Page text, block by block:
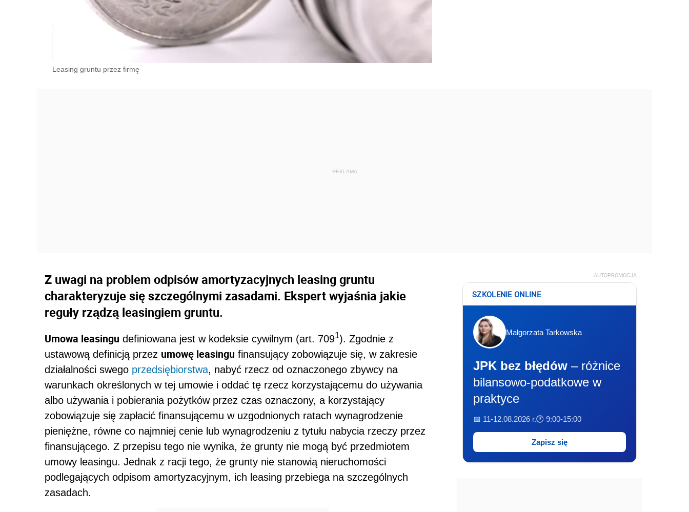
Leasing gruntu przez firmę
Z uwagi na problem odpisów amortyzacyjnych leasing gruntu
charakteryzuje się szczególnymi zasadami. Ekspert wyjaśnia jakie
reguły rządzą leasingiem gruntu.
Umowa leasingu definiowana jest w kodeksie cywilnym (art. 7091). Zgodnie z
ustawową definicją przez umowę leasingu finansujący zobowiązuje się, w zakresie
działalności swego przedsiębiorstwa, nabyć rzecz od oznaczonego zbywcy na
warunkach określonych w tej umowie i oddać tę rzecz korzystającemu do używania
albo używania i pobierania pożytków przez czas oznaczony, a korzystający
zobowiązuje się zapłacić finansującemu w uzgodnionych ratach wynagrodzenie
pieniężne, równe co najmniej cenie lub wynagrodzeniu z tytułu nabycia rzeczy przez
finansującego. Z przepisu tego nie wynika, że grunty nie mogą być przedmiotem
umowy leasingu. Jednak z racji tego, że grunty nie stanowią nieruchomości
podlegających odpisom amortyzacyjnym, ich leasing przebiega na szczególnych
zasadach.
AUTOPROMOCJA
SZKOLENIE ONLINE
Małgorzata Tarkowska
JPK bez błędów – różnice
bilansowo-podatkowe w
praktyce
📅 11-12.08.2026 r.🕐 9:00-15:00
Zapisz się